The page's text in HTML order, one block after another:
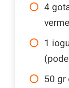
4
1
50 gr